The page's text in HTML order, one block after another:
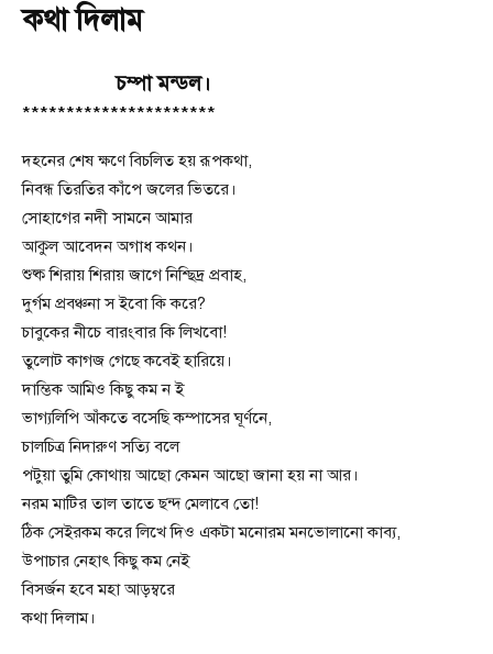
কথা দিলাম
চম্পা মন্ডল।
**********************
দহনের শেষ ক্ষণে বিচলিত হয় রূপকথা,
নিবন্ধ তিরতির কাঁপে জলের ভিতরে।
সোহাগের নদী সামনে আমার
আকুল আবেদন অগাধ কথন।
শুষ্ক শিরায় শিরায় জাগে নিশ্ছিদ্র প্রবাহ,
দুর্গম প্রবঞ্চনা স ইবো কি করে?
চাবুকের নীচে বারংবার কি লিখবো!
তুলোট কাগজ গেছে কবেই হারিয়ে।
দাম্ভিক আমিও কিছু কম ন ই
ভাগ্যলিপি আঁকতে বসেছি কম্পাসের ঘূর্ণনে,
চালচিত্র নিদারুণ সত্যি বলে
পটুয়া তুমি কোথায় আছো কেমন আছো জানা হয় না আর।
নরম মাটির তাল তাতে ছন্দ মেলাবে তো!
ঠিক সেইরকম করে লিখে দিও একটা মনোরম মনভোলানো কাব্য,
উপাচার নেহাৎ কিছু কম নেই
বিসর্জন হবে মহা আড়ম্বরে
কথা দিলাম।